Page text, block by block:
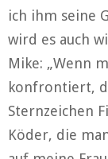
ich ihm seine
wird es auch
Mike: „Wenn
konfrontiert,
Sternzeichen
Köder, die